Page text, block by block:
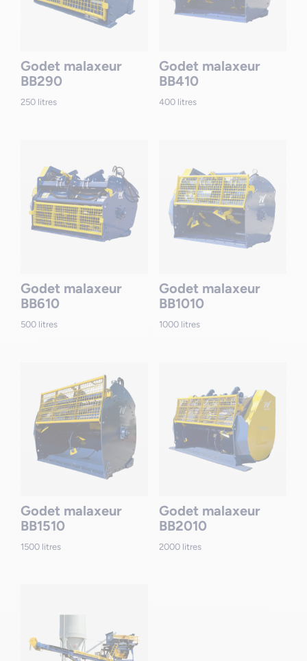
Godet malaxeur
BB290
250 litres
Godet malaxeur
BB410
400 litres
Godet malaxeur
BB610
500 litres
Godet malaxeur
BB1010
1000 litres
Godet malaxeur
BB1510
1500 litres
Godet malaxeur
BB2010
2000 litres